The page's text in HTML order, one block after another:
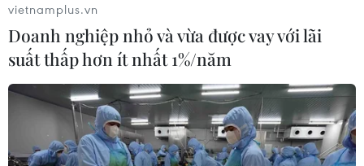
vietnamplus.vn
Doanh nghiệp nhỏ và vừa được vay với lãi
suất thấp hơn ít nhất 1%/năm